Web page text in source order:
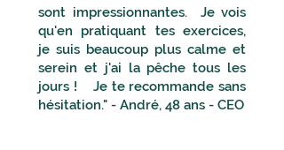
sont impressionnantes. Je vois
qu'en pratiquant tes exercices,
je suis beaucoup plus calme et
serein et j'ai la pêche tous les
jours ! Je te recommande sans
hésitation." - André, 48 ans - CEO